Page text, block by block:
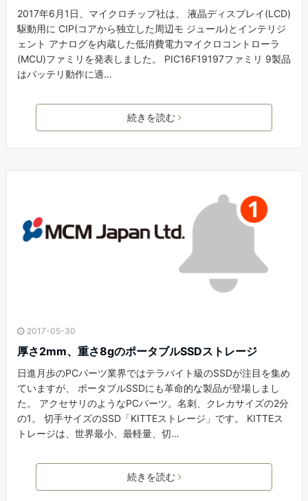
2017年6月1日、マイクロチップ社は、 液晶ディスプレイ(LCD)
駆動用に CIP(コアから独立した周辺モ ジュール)とインテリジ
ェント アナログを内蔵した低消費電力マイクロコントローラ
(MCU)ファミリを発表しました。 PIC16F19197ファミリ 9製品
はバッテリ動作に適…
続きを読む
2017-05-30
厚さ2mm、重さ8gのポータブルSSDストレージ
日進月歩のPCパーツ業界ではテラバイト級のSSDが注目を集め
ていますが、 ポータブルSSDにも革命的な製品が登場しまし
た。 アクセサリのようなPCパーツ。名刺、クレカサイズの2分
の1。 切手サイズのSSD「KITTEストレージ」です。 KITTEス
トレージは、世界最小、最軽量、切…
続きを読む